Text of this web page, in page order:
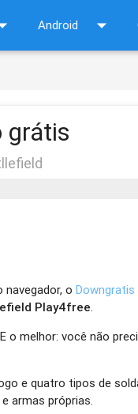
Android arrow_drop_down
grátis
navegador, oDowngratis
Play4free.
o melhor: você não
e quatro tipos de
armas próprias.